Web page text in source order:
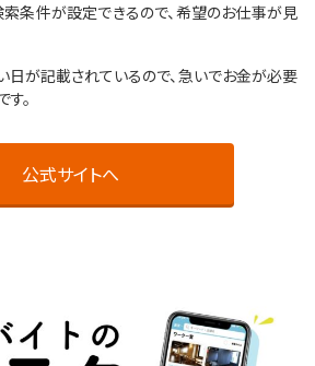
条件が設定できるので、希望のお仕事が見
が記載されているので、急いでお金が必要
。
公式サイトへ